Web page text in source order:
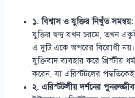
১. বিশ্বাস ও যুক্তির নিখুঁত সমন্বয়:
যুক্তির দ্বন্দ্ব যখন চরমে, তখন
এ দুটি একে অপরের বিরোধী নয়।
যুক্তিবাদ ব্যবহার করে খ্রিস্টীয়
করেন, যা এরিস্টটলের
২. এরিস্টটলীয় দর্শনের